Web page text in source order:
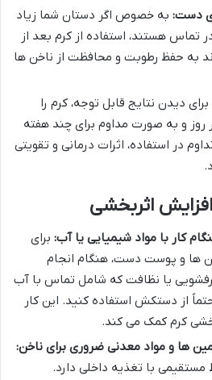
دست: به خصوص اگر دستان شما زیاد
تماس هستند، استفاده از کرم بعد از
به حفظ رطوبت و محافظت از ناخن ها
برای دیدن نتایج قابل توجه، کرم را
روز و به صورت مداوم برای چند هفته
در استفاده، اثرات درمانی و تقویتی
اثربخشی
کار با مواد شیمیایی یا آب: برای
ها و پوست دست، هنگام انجام
یا نظافت که شامل تماس با آب
از دستکش استفاده کنید. این کار
کرم کمک می کند.
ها و مواد معدنی ضروری برای ناخن:
مستقیمی با تغذیه داخلی دارد.